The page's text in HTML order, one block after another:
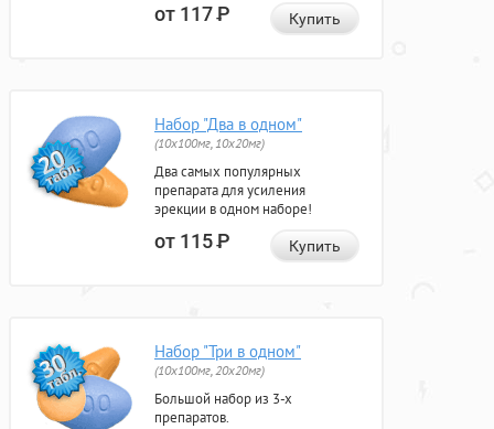
от 117Р Купить
Набор "Два в одном"
(10x100мг, 10x20мг)
Два самых популярных
препарата для усиления
эрекции в одном наборе!
от 115Р Купить
Набор "Три в одном"
(10x100мг, 20x20мг)
Большой набор из 3-х
препаратов.